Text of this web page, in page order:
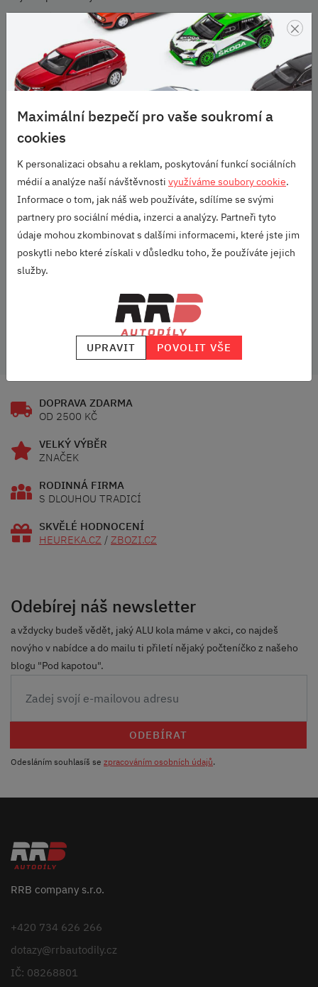
Omezení
Nelze použít pro vozidla s výbavou - Nášlapné prahy z ušlechtilé
oceli 565 071 691 a 565 071 691A.
Fotografie je pouze ilustrativní
Ano
Do podběhů vozu upevňovacím materiálem, který je součástí
balení.
URČENO PRO:
Kodiaq (2016+)
Škoda Originální příslušenství
Parametry
Vpředu
DOPRAVA ZDARMA
OD 2500 KČ
VELKÝ VÝBĚR
ZNAČEK
RODINNÁ FIRMA
S DLOUHOU TRADICÍ
SKVĚLÉ HODNOCENÍ
HEUREKA.CZ / ZBOZI.CZ
Odebírej náš newsletter
a vždycky budeš vědět, jaký ALU kola máme v akci, co najdeš
novýho v nabídce a do mailu ti přiletí nějaký počteníčko z našeho
blogu "Pod kapotou".
ODEBÍRAT
Odesláním souhlasíš se zpracováním osobních údajů.
RRB company s.r.o.
+420 734 626 266
dotazy@rrbautodily.cz
IČ: 08268801
×
Maximální bezpečí pro vaše soukromí a
cookies
K personalizaci obsahu a reklam, poskytování funkcí sociálních
médií a analýze naší návštěvnosti využíváme soubory cookie.
Informace o tom, jak náš web používáte, sdílíme se svými
partnery pro sociální média, inzerci a analýzy. Partneři tyto
údaje mohou zkombinovat s dalšími informacemi, které jste jim
poskytli nebo které získali v důsledku toho, že používáte jejich
služby.
UPRAVIT POVOLIT VŠE